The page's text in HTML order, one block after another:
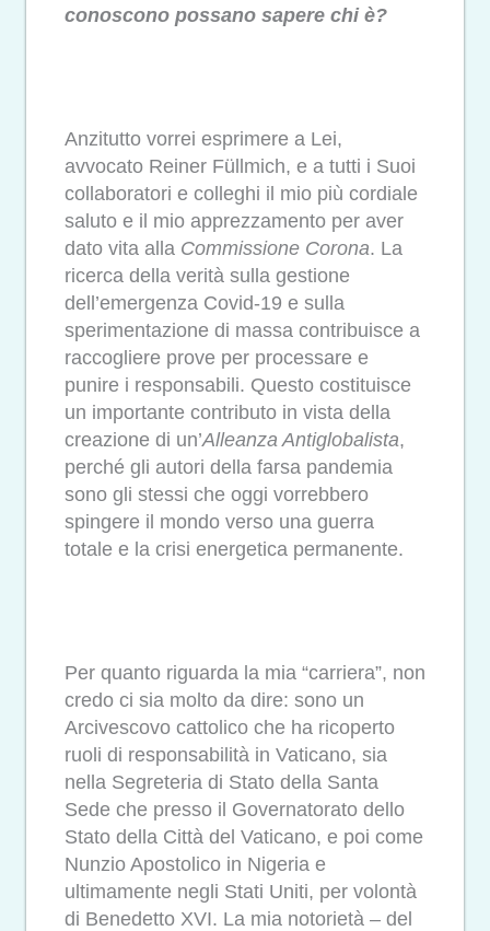
conoscono possano sapere chi è?
Anzitutto vorrei esprimere a Lei,
avvocato Reiner Füllmich, e a tutti i Suoi
collaboratori e colleghi il mio più cordiale
saluto e il mio apprezzamento per aver
dato vita alla Commissione Corona. La
ricerca della verità sulla gestione
dell’emergenza Covid-19 e sulla
sperimentazione di massa contribuisce a
raccogliere prove per processare e
punire i responsabili. Questo costituisce
un importante contributo in vista della
creazione di un’Alleanza Antiglobalista,
perché gli autori della farsa pandemia
sono gli stessi che oggi vorrebbero
spingere il mondo verso una guerra
totale e la crisi energetica permanente.
Per quanto riguarda la mia “carriera”, non
credo ci sia molto da dire: sono un
Arcivescovo cattolico che ha ricoperto
ruoli di responsabilità in Vaticano, sia
nella Segreteria di Stato della Santa
Sede che presso il Governatorato dello
Stato della Città del Vaticano, e poi come
Nunzio Apostolico in Nigeria e
ultimamente negli Stati Uniti, per volontà
di Benedetto XVI. La mia notorietà – del